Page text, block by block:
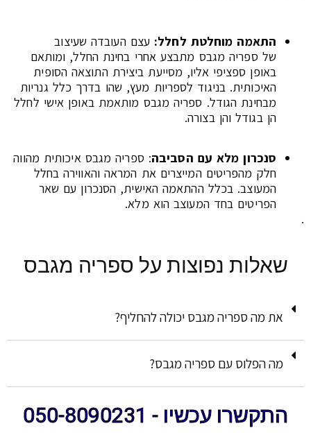
התאמה מוחלטת לחלל: עצם העובדה שעיצוב
של ספריה מגבס מתבצע אחרי בחינת החלל, ומותאם
באופן ספציפי אליו, מסייעת ביצירת התוצאה הסופית
האיכותית. בניגוד לספריות מעץ, שהו בדרך כלל גנריות
מבחינת הגודל. ספריה מגבס מותאמת באופן אישי לחלל
הן בגודל והן בצורה.
סנכרון מלא עם הסביבה: ספריה מגבס איכותית מהווה
חלק מהפריטים המייצרים את המראה והאווירה בחלל
המעוצב. בכלל ההתאמה האישית, הסנכרון עם שאר
הפריטים בחד המעוצב הוא מלא.
.
שאלות נפוצות על ספריה מגבס
את מה ספריה מגבס יכולה להחליף?
מה הפלוס עם ספריה מגבס?
התקשרו עכשיו - 050-8090231